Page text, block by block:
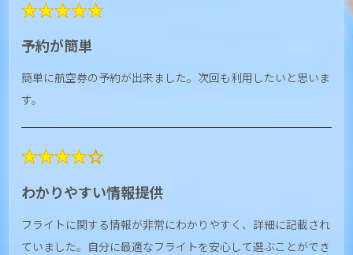
★★★★★
予約が簡単
簡単に航空券の予約が出来ました。次回も利用したいと思いま
す。
★★★★☆
わかりやすい情報提供
フライトに関する情報が非常にわかりやすく、詳細に記載され
ていました。自分に最適なフライトを安心して選ぶことができ